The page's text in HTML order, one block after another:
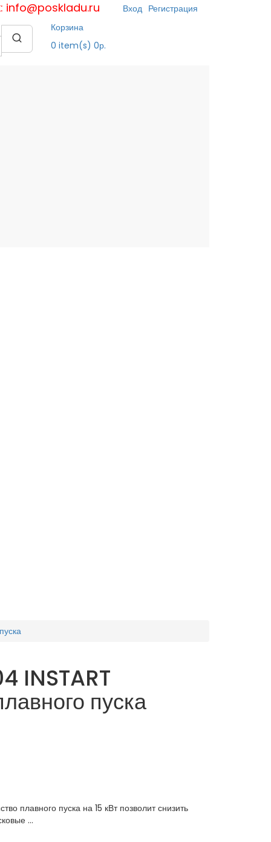
info@poskladu.ru Вход Регистрация
Корзина
0 item(s) 0р.
INSTART
пуска
плавного пуска на 15 кВт позволит снизить
...